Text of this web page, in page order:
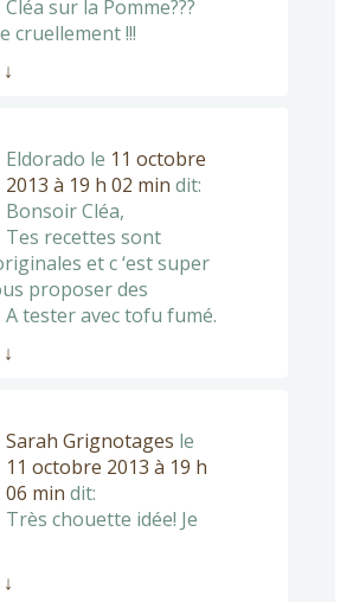
Cléa sur la Pomme???
cruellement !!!
↓
Eldorado le 11 octobre
2013 à 19 h 02 min dit:
Bonsoir Cléa,
Tes recettes sont
et c ‘est super
proposer des
A tester avec tofu fumé.
↓
Sarah Grignotages le
11 octobre 2013 à 19 h
06 min dit:
Très chouette idée! Je
↓